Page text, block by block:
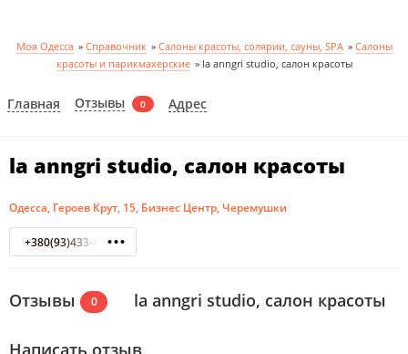
Моя Одесса » Справочник » Салоны красоты, солярии, сауны, SPA » Салоны
красоты и парикмахерские » la anngri studio, салон красоты
Главная Отзывы 0 Адрес
la anngri studio, салон красоты
Одесса, Героев Крут, 15, Бизнес Центр, Черемушки
+380(93)433-44-33
Отзывы 0 la anngri studio, салон красоты